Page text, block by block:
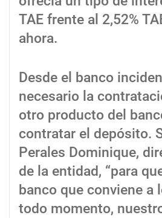
TAE frente al 2,52%
ahora.
Desde el banco
necesario la
otro producto del
contratar el depósito.
Perales Dominique,
de la entidad, “para
banco que conviene a
todo momento,